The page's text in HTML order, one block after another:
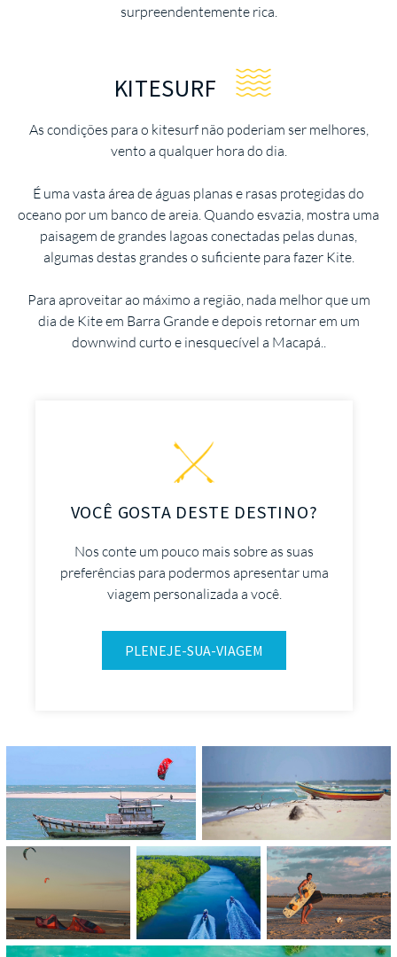
surpreendentemente rica.
KITESURF
As condições para o kitesurf não poderiam ser melhores,
vento a qualquer hora do dia.
É uma vasta área de águas planas e rasas protegidas do
oceano por um banco de areia. Quando esvazia, mostra uma
paisagem de grandes lagoas conectadas pelas dunas,
algumas destas grandes o suficiente para fazer Kite.
Para aproveitar ao máximo a região, nada melhor que um
dia de Kite em Barra Grande e depois retornar em um
downwind curto e inesquecível a Macapá..
VOCÊ GOSTA DESTE DESTINO?
Nos conte um pouco mais sobre as suas
preferências para podermos apresentar uma
viagem personalizada a você.
PLENEJE-SUA-VIAGEM